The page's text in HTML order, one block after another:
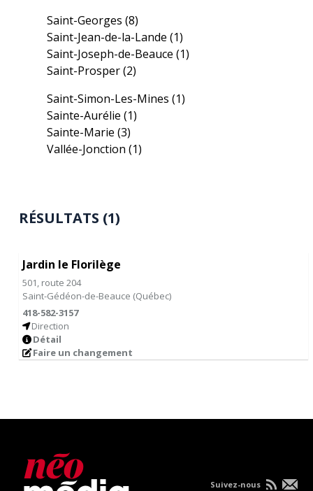
Saint-Georges(8)
Saint-Jean-de-la-Lande(1)
Saint-Joseph-de-Beauce(1)
Saint-Prosper(2)
Saint-Simon-Les-Mines(1)
Sainte-Aurélie(1)
Sainte-Marie(3)
Vallée-Jonction(1)
RÉSULTATS (1)
Jardin le Florilège
501, route 204
Saint-Gédéon-de-Beauce (Québec)
418-582-3157
Direction
Détail
Faire un changement
Suivez-nous